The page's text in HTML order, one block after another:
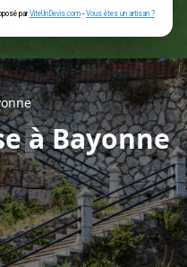
moi automatiquement !
la liste des métiers
- Service proposé parViteUnDevis.com-Vous
à Bayonne